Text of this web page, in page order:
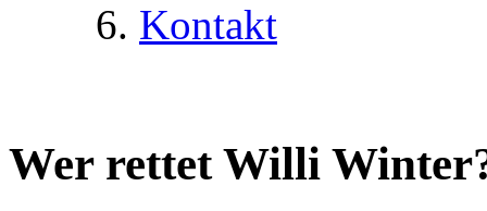
Kontakt
Wer rettet Willi